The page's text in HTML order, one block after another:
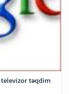
televizor təqdim